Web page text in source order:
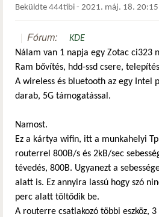
Beküldte 444tibi - 2021. máj. 18. 20:15
Fórum:
KDE
Nálam van 1 napja egy Zotac ci323
Ram bővítés, hdd-ssd csere,
A wireless és bluetooth az egy Intel
darab, 5G támogatással.
Namost.
Ez a kártya wifin, itt a munkahelyi
routerrel 800B/s és 2kB/sec
tévedés, 800B. Ugyanezt a
alatt is. Ez annyira lassú hogy szó
perc alatt töltődik be.
A routerre csatlakozó többi eszköz,